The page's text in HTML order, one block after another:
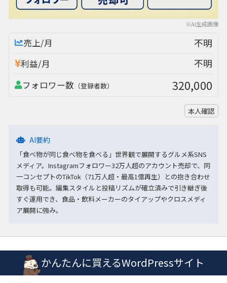
※AI生成画像
売上/月 不明
利益/月 不明
フォロワー数 （登録者数） 320,000
本人確認
AI要約
「食べ物が同じ食べ物を食べる」世界観で展開するグルメ系SNS
メディア。Instagramフォロワー32万人超のアカウント売却で、同
一コンセプトのTikTok（71万人超・最高1億再生）との抱き合わせ
取得も可能。編集スタイルと投稿リズムが確立済みで引き継ぎ後
すぐ運用でき、食品・飲料メーカーのタイアップやクロスメディ
ア展開に強み。
かんたんに買えるWordPressサイト